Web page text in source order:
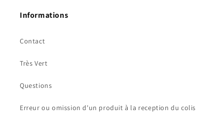
Informations
Contact
Très Vert
Questions
Erreur ou omission d'un produit à la reception du colis